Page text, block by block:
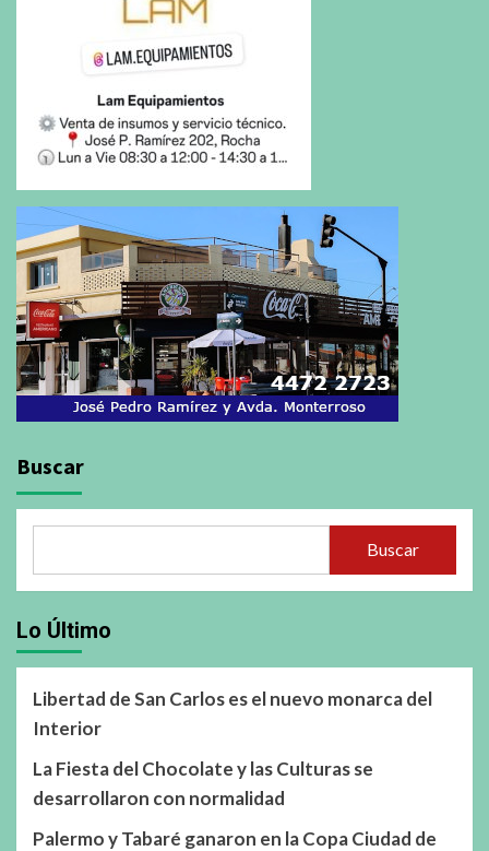
Buscar
Buscar
Lo Último
Libertad de San Carlos es el nuevo monarca del
Interior
La Fiesta del Chocolate y las Culturas se
desarrollaron con normalidad
Palermo y Tabaré ganaron en la Copa Ciudad de